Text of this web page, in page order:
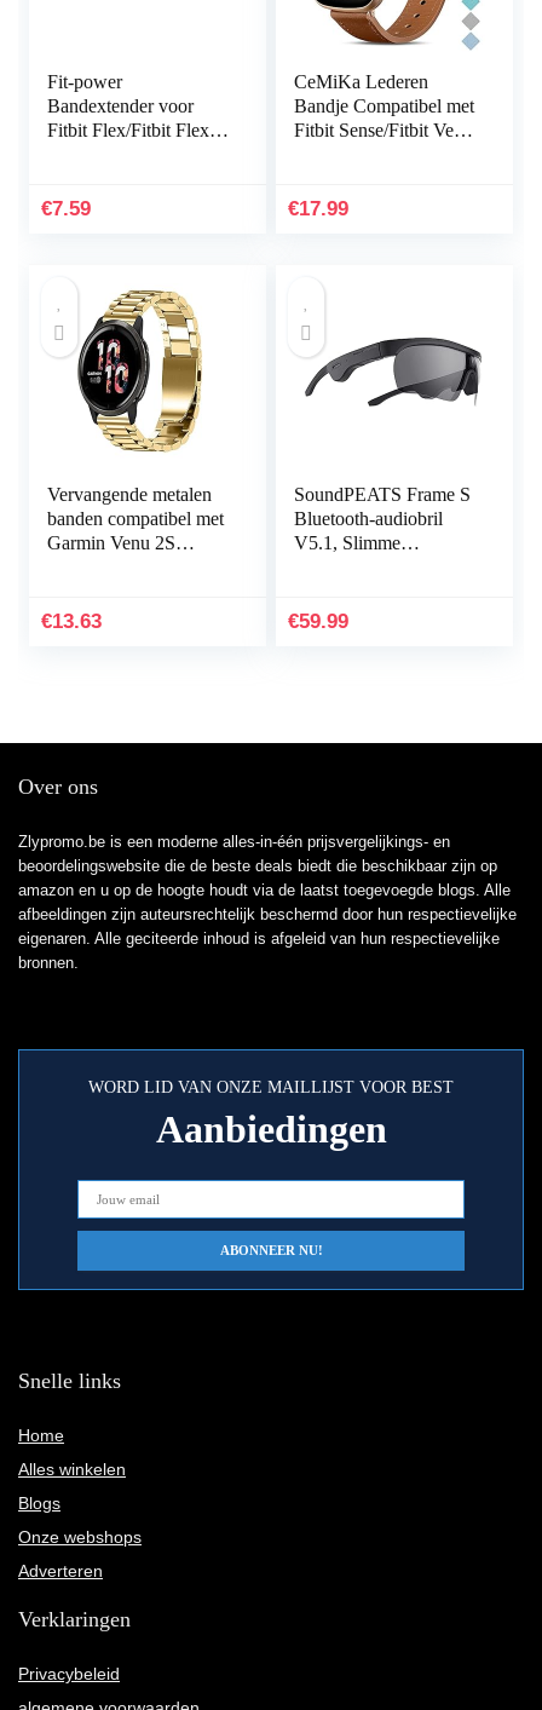
Fit-power
Bandextender voor
Fitbit Flex/Fitbit Flex
voor grotere polsen
€7.59
CeMiKa Lederen
Bandje Compatibel met
Fitbit Sense/Fitbit Versa
Compatibel met Fitbit
€17.99
Vervangende metalen
banden compatibel met
Garmin Venu 2S
horlogeband bandjes
€13.63
SoundPEATS Frame S
Bluetooth-audiobril
V5.1, Slimme
aptX HD-audio, 5 uur
€59.99
Over ons
Zlypromo.be is een moderne alles-in-één prijsvergelijkings- en
beoordelingswebsite die de beste deals biedt die beschikbaar zijn op
amazon en u op de hoogte houdt via de laatst toegevoegde blogs. Alle
afbeeldingen zijn auteursrechtelijk beschermd door hun respectievelijke
eigenaren. Alle geciteerde inhoud is afgeleid van hun respectievelijke
bronnen.
WORD LID VAN ONZE MAILLIJST VOOR BEST
Aanbiedingen
Snelle links
Home
Alles winkelen
Blogs
Onze webshops
Adverteren
Verklaringen
Privacybeleid